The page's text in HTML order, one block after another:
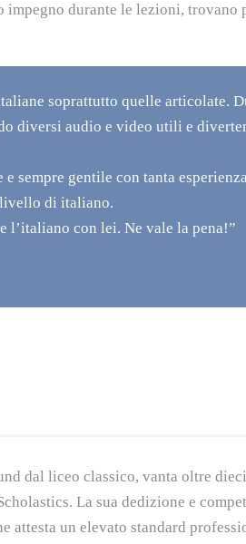
durante le lezioni, trovano
soprattutto quelle articolate.
diversi audio e video utili e
sempre gentile con tanta
di italiano.
con lei. Ne vale la pena!”
dal liceo classico, vanta oltre
La sua dedizione e
attesta un elevato standard